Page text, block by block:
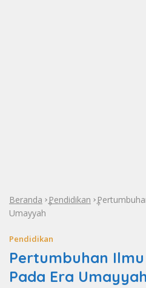
Beranda »Pendidikan »
Umayyah
Pendidikan
Pertumbuhan
Pada Era Umayyah